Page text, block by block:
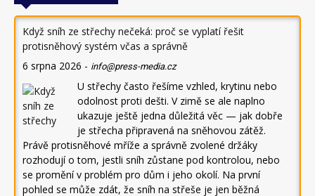
Když sníh ze střechy nečeká: proč se vyplatí řešit
protisněhový systém včas a správně
6 srpna 2026 - info@press-media.cz
U střechy často řešíme vzhled, krytinu nebo
odolnost proti dešti. V zimě se ale naplno
ukazuje ještě jedna důležitá věc — jak dobře
je střecha připravená na sněhovou zátěž.
Právě protisněhové mříže a správně zvolené držáky
rozhodují o tom, jestli sníh zůstane pod kontrolou, nebo
se promění v problém pro dům i jeho okolí. Na první
pohled se může zdát, že sníh na střeše je jen běžná